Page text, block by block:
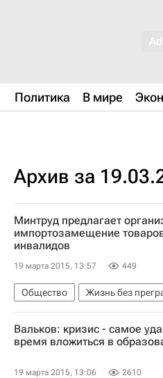
Политика В мире
Архив за
Минтруд предлагает
импортозамещение
инвалидов
19 марта 2015, 13:57 449
Общество Жизнь без
Весь мир
Григорий Лекарев
Вальков: кризис - самое
время вложиться в
19 марта 2015, 13:06 2610